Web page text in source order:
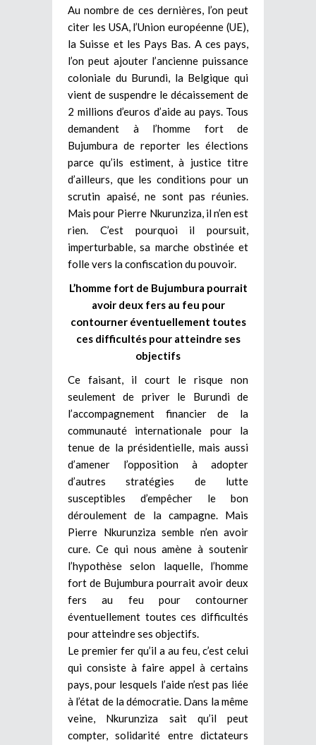
Au nombre de ces dernières, l’on peut
citer les USA, l’Union européenne (UE),
la Suisse et les Pays Bas. A ces pays,
l’on peut ajouter l’ancienne puissance
coloniale du Burundi, la Belgique qui
vient de suspendre le décaissement de
2 millions d’euros d’aide au pays. Tous
demandent à l’homme fort de
Bujumbura de reporter les élections
parce qu’ils estiment, à justice titre
d’ailleurs, que les conditions pour un
scrutin apaisé, ne sont pas réunies.
Mais pour Pierre Nkurunziza, il n’en est
rien. C’est pourquoi il poursuit,
imperturbable, sa marche obstinée et
folle vers la confiscation du pouvoir.
L’homme fort de Bujumbura pourrait
avoir deux fers au feu pour
contourner éventuellement toutes
ces difficultés pour atteindre ses
objectifs
Ce faisant, il court le risque non
seulement de priver le Burundi de
l’accompagnement financier de la
communauté internationale pour la
tenue de la présidentielle, mais aussi
d’amener l’opposition à adopter
d’autres stratégies de lutte
susceptibles d’empêcher le bon
déroulement de la campagne. Mais
Pierre Nkurunziza semble n’en avoir
cure. Ce qui nous amène à soutenir
l’hypothèse selon laquelle, l’homme
fort de Bujumbura pourrait avoir deux
fers au feu pour contourner
éventuellement toutes ces difficultés
pour atteindre ses objectifs.
Le premier fer qu’il a au feu, c’est celui
qui consiste à faire appel à certains
pays, pour lesquels l’aide n’est pas liée
à l’état de la démocratie. Dans la même
veine, Nkurunziza sait qu’il peut
compter, solidarité entre dictateurs